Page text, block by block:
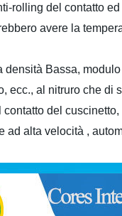
rolling del contatto
avere la
densità Bassa,
ecc., al nitruro che
contatto del
ad alta velocità ,